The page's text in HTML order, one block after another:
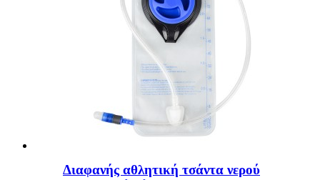
Διαφανής αθλητική τσάντα νερού